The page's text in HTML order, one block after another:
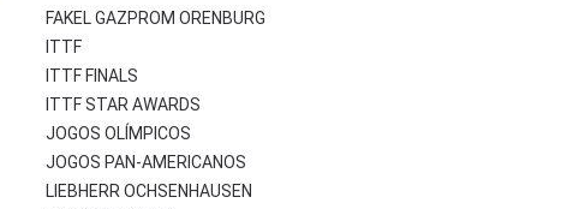
FAKEL GAZPROM ORENBURG
ITTF
ITTF FINALS
ITTF STAR AWARDS
JOGOS OLÍMPICOS
JOGOS PAN-AMERICANOS
LIEBHERR OCHSENHAUSEN